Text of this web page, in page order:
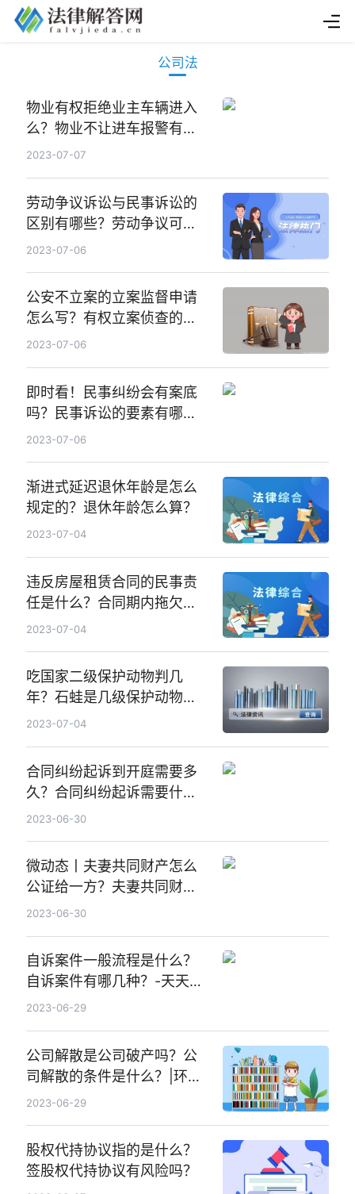
公司法
物业有权拒绝业主车辆进入
么？物业不让进车报警有用
吗？-环球实时
2023-07-07
劳动争议诉讼与民事诉讼的
区别有哪些？劳动争议可追
溯几年？
2023-07-06
公安不立案的立案监督申请
怎么写？有权立案侦查的部
门是哪些？
2023-07-06
即时看！民事纠纷会有案底
吗？民事诉讼的要素有哪
些？
2023-07-06
渐进式延迟退休年龄是怎么
规定的？退休年龄怎么算？
2023-07-04
违反房屋租赁合同的民事责
任是什么？合同期内拖欠房
租调解委员会调解解决吗？
2023-07-04
吃国家二级保护动物判几
年？石蛙是几级保护动物？
全球观天下
2023-07-04
合同纠纷起诉到开庭需要多
久？合同纠纷起诉需要什么
材料？ 天天聚看点
2023-06-30
微动态丨夫妻共同财产怎么
公证给一方？夫妻共同财产
给小三可以追回吗？
2023-06-30
自诉案件一般流程是什么？
自诉案件有哪几种？-天天速
看料
2023-06-29
公司解散是公司破产吗？公
司解散的条件是什么？|环球
报道
2023-06-29
股权代持协议指的是什么？
签股权代持协议有风险吗？